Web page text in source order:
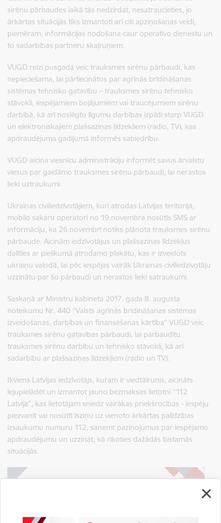
sirēnu pārbaudes laikā tās nedzirdat, nesatraucieties, jo
ārkārtas situācijās tiks izmantoti arī citi apziņošanas veidi,
piemēram, informācijas nodošana caur operatīvo dienestu un
to sadarbības partneru skaļruņiem.
VUGD reizi pusgadā veic trauksmes sirēnu pārbaudi, kas
nepieciešama, lai pārliecinātos par agrīnās brīdināšanas
sistēmas tehnisko gatavību – trauksmes sirēnu tehnisko
stāvokli, iespējamiem bojājumiem vai traucējumiem sirēnu
darbībā, kā arī noslēgto līgumu darbības izpildi starp VUGD
un elektroniskajiem plašsaziņas līdzekļiem (radio, TV), kas
apdraudējuma gadījumā informēs sabiedrību.
VUGD aicina viesnīcu administrāciju informēt savus ārvalstu
viesus par gaidāmo trauksmes sirēnu pārbaudi, lai nerastos
lieki uztraukumi.
Ukrainas civiliedzīvotājiem, kuri atrodas Latvijas teritorijā,
mobilo sakaru operatori no 19.novembra nosūtīs SMS ar
informāciju, ka 26.novembrī notiks plānota trauksmes sirēnu
pārbaude. Aicinām iedzīvotājus un plašsaziņas līdzekļus
dalīties ar pielikumā atrodamo plakātu, kas ir izveidots
ukraiņu valodā, lai pēc iespējas vairāk Ukrainas civiliedzīvotāju
uzzinātu par šo pārbaudi un nerastos lieki satraukumi.
Saskaņā ar Ministru kabineta 2017. gada 8. augusta
noteikumu Nr. 440 “Valsts agrīnās brīdināšanas sistēmas
izveidošanas, darbības un finansēšanas kārtība” VUGD veic
trauksmes sirēnu gatavības pārbaudi, lai pārbaudītu
trauksmes sirēnu darbību un tehnisko stāvokli, kā arī
sadarbību ar plašsaziņas līdzekļiem (radio un TV).
Ikviens Latvijas iedzīvotājs, kuram ir viedtālrunis, aicināts
lejupielādēt un izmantot jauno bezmaksas lietotni “112
Latvija”, kas lietotājam sniedz vairākas priekšrocības - iespēju
piezvanīt vai nosūtīt īsziņu uz vienoto ārkārtas palīdzības
izsaukumu numuru 112, saņemt paziņojumus par iespējamo
apdraudējumu un uzzināt, kā rīkoties dažādās bīstamās
situācijās.